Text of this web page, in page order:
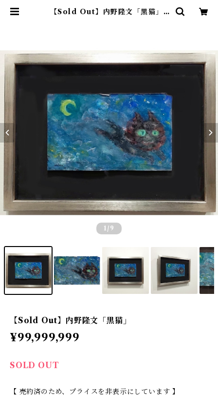
【Sold Out】内野隆文「黒猫」 |
1 /9
【Sold Out】内野隆文「黒猫」
¥99,999,999
SOLD OUT
【 売約済のため、プライスを非表示にしています 】